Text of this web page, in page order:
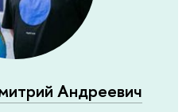
Андреевич